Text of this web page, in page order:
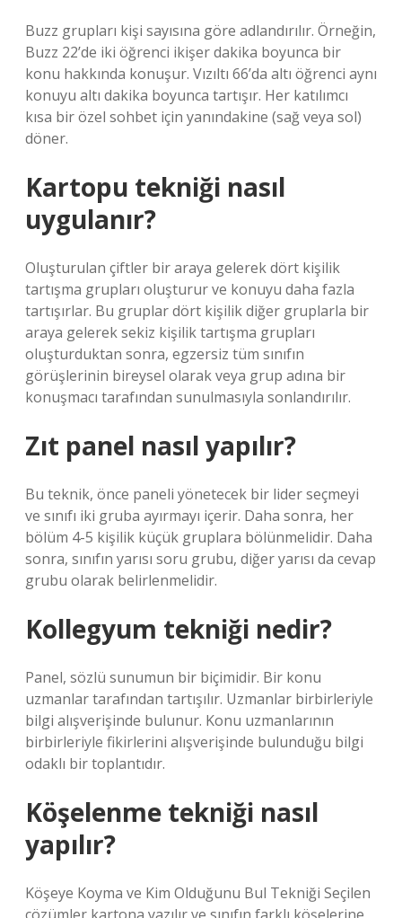
Buzz grupları kişi sayısına göre adlandırılır. Örneğin,
Buzz 22’de iki öğrenci ikişer dakika boyunca bir
konu hakkında konuşur. Vızıltı 66’da altı öğrenci aynı
konuyu altı dakika boyunca tartışır. Her katılımcı
kısa bir özel sohbet için yanındakine (sağ veya sol)
döner.
Kartopu tekniği nasıl
uygulanır?
Oluşturulan çiftler bir araya gelerek dört kişilik
tartışma grupları oluşturur ve konuyu daha fazla
tartışırlar. Bu gruplar dört kişilik diğer gruplarla bir
araya gelerek sekiz kişilik tartışma grupları
oluşturduktan sonra, egzersiz tüm sınıfın
görüşlerinin bireysel olarak veya grup adına bir
konuşmacı tarafından sunulmasıyla sonlandırılır.
Zıt panel nasıl yapılır?
Bu teknik, önce paneli yönetecek bir lider seçmeyi
ve sınıfı iki gruba ayırmayı içerir. Daha sonra, her
bölüm 4-5 kişilik küçük gruplara bölünmelidir. Daha
sonra, sınıfın yarısı soru grubu, diğer yarısı da cevap
grubu olarak belirlenmelidir.
Kollegyum tekniği nedir?
Panel, sözlü sunumun bir biçimidir. Bir konu
uzmanlar tarafından tartışılır. Uzmanlar birbirleriyle
bilgi alışverişinde bulunur. Konu uzmanlarının
birbirleriyle fikirlerini alışverişinde bulunduğu bilgi
odaklı bir toplantıdır.
Köşelenme tekniği nasıl
yapılır?
Köşeye Koyma ve Kim Olduğunu Bul Tekniği Seçilen